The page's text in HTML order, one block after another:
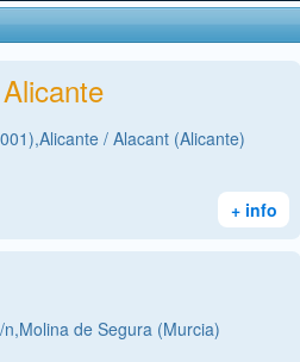
/ Alacant (Alicante)
+ info
de Segura (Murcia)